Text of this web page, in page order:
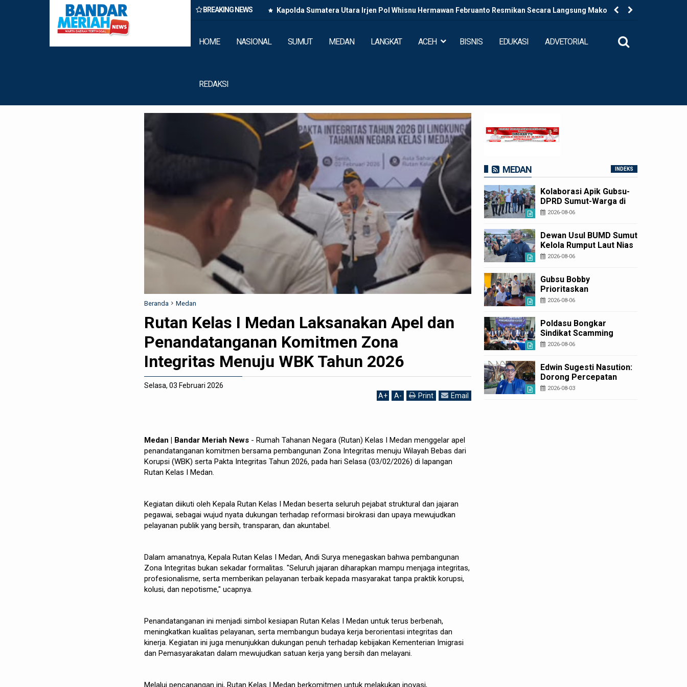
BREAKING NEWS
Nias Utara, Jalan Penggerak Ekonomi Mulai Dibenahi
Kapolda Sumatera Utara Irjen Pol Whisnu Hermawan Februanto Resmikan Secara Langsung Mako Polres
HOME NASIONAL SUMUT MEDAN LANGKAT ACEH BISNIS EDUKASI ADVETORIAL
REDAKSI
Beranda Medan
Rutan Kelas I Medan Laksanakan Apel dan
Penandatanganan Komitmen Zona
Integritas Menuju WBK Tahun 2026
Selasa, 03 Februari 2026
A+ A- Print Email
Medan | Bandar Meriah News - Rumah Tahanan Negara (Rutan) Kelas I Medan menggelar apel
penandatanganan komitmen bersama pembangunan Zona Integritas menuju Wilayah Bebas dari
Korupsi (WBK) serta Pakta Integritas Tahun 2026, pada hari Selasa (03/02/2026) di lapangan
Rutan Kelas I Medan.
Kegiatan diikuti oleh Kepala Rutan Kelas I Medan beserta seluruh pejabat struktural dan jajaran
pegawai, sebagai wujud nyata dukungan terhadap reformasi birokrasi dan upaya mewujudkan
pelayanan publik yang bersih, transparan, dan akuntabel.
Dalam amanatnya, Kepala Rutan Kelas I Medan, Andi Surya menegaskan bahwa pembangunan
Zona Integritas bukan sekadar formalitas. "Seluruh jajaran diharapkan mampu menjaga integritas,
profesionalisme, serta memberikan pelayanan terbaik kepada masyarakat tanpa praktik korupsi,
kolusi, dan nepotisme," ucapnya.
Penandatanganan ini menjadi simbol kesiapan Rutan Kelas I Medan untuk terus berbenah,
meningkatkan kualitas pelayanan, serta membangun budaya kerja berorientasi integritas dan
kinerja. Kegiatan ini juga menunjukkan dukungan penuh terhadap kebijakan Kementerian Imigrasi
dan Pemasyarakatan dalam mewujudkan satuan kerja yang bersih dan melayani.
Melalui pencanangan ini, Rutan Kelas I Medan berkomitmen untuk melakukan inovasi,
MEDAN INDEKS
Kolaborasi Apik Gubsu-
DPRD Sumut-Warga di
Nias Utara: Jalan Rusak
Diperbaiki
2026-08-06
Dewan Usul BUMD Sumut
Kelola Rumput Laut Nias
Utara dari Hulu ke Hilir
2026-08-06
Gubsu Bobby
Prioritaskan
Infrastruktur Nias Utara,
Ekonomi Mulai Dibenahi
2026-08-06
Poldasu Bongkar
Sindikat Scamming
Internasional di
Korban Rugi Rp6,7 Miliar
2026-08-06
Edwin Sugesti Nasution:
Dorong Percepatan
Perda PBG Guna
2026-08-03